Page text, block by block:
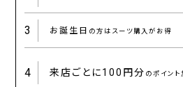
3 お誕生日 の方はスーツ購入がお得
4 来店ごとに100円分 のポイン